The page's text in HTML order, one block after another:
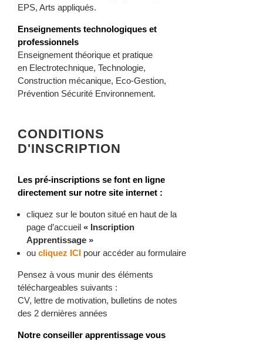
EPS, Arts appliqués.
Enseignements technologiques et
professionnels
Enseignement théorique et pratique
en Electrotechnique, Technologie,
Construction mécanique, Eco-Gestion,
Prévention Sécurité Environnement.
CONDITIONS
D'INSCRIPTION
Les pré-inscriptions se font en ligne
directement sur notre site internet :
cliquez sur le bouton situé en haut de la
page d’accueil « Inscription
Apprentissage »
ou cliquez ICI pour accéder au formulaire
Pensez à vous munir des éléments
téléchargeables suivants :
CV, lettre de motivation, bulletins de notes
des 2 dernières années
Notre conseiller apprentissage vous